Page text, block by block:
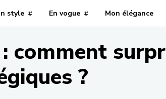
style En vogue Mon élégance
comment
?